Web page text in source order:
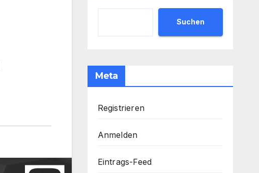
Suchen
Meta
Registrieren
Anmelden
Eintrags-Feed